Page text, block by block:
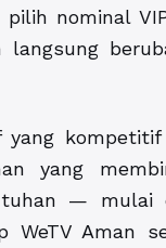
nominal
yang
yang
— mulai
WeTV Aman